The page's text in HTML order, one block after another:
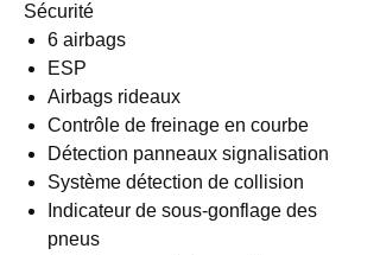
Sécurité
6 airbags
ESP
Airbags rideaux
Contrôle de freinage en courbe
Détection panneaux signalisation
Système détection de collision
Indicateur de sous-gonflage des
pneus